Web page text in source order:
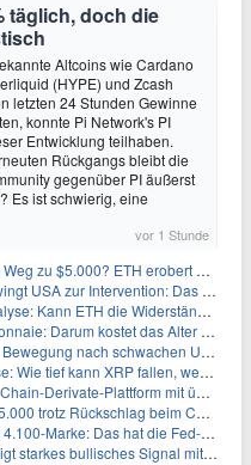
täglich, doch die
Altcoins wie Cardano
(HYPE) und Zcash
letzten 24 Stunden Gewinne
konnte Pi Network's PI
Entwicklung teilhaben.
Rückgangs bleibt die
gegenüber PI äußerst
Es ist schwierig, eine
vor 1 Stunde
wichtige Marke zurück, während Institutionen weiter akkumulieren
Intervention: Das größte Risiko seit 15 Jahren
Widerstände der gleitenden Durchschnitte überwinden?
kostet das Alter deutlich mehr als Sie denken
US-Arbeitsmarktdaten, Fed-Zinserhöhungschancen sinken auf 44%
wenn die $1-Unterstützung am Wochenende verloren geht?
Plattform mit über 950 Märkten in einem Konto
beim CLARITY Act und fehlendem US-Iran-Abkommen
Das hat die Fed-Entscheidung ausgelöst
Signal mit Potenzial für 200% Kursanstieg